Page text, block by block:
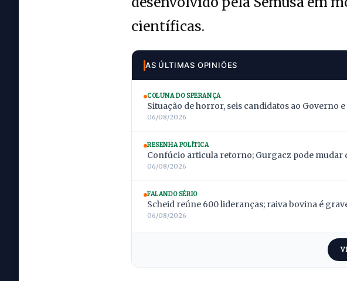
científicas.
AS ÚLTIMAS OPINIÕES
COLUNA DO SPERANÇA
Situação de horror, seis candidatos ao Governo
06/08/2026
RESENHA POLÍTICA
Confúcio articula retorno; Gurgacz pode mudar
06/08/2026
FALANDO SÉRIO
Scheid reúne 600 lideranças; raiva bovina é
06/08/2026